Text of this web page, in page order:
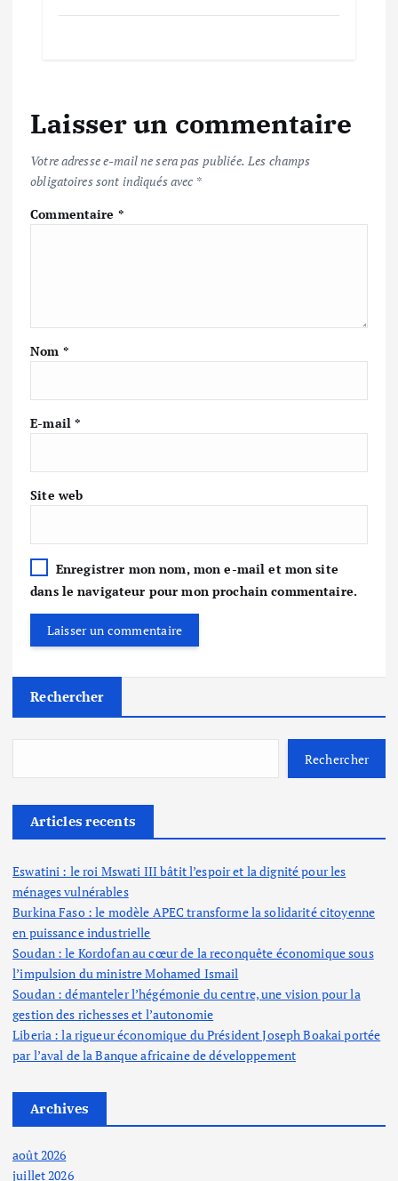
Laisser un commentaire
Votre adresse e-mail ne sera pas publiée. Les champs
obligatoires sont indiqués avec *
Commentaire *
Nom *
E-mail*
Site web
Enregistrer mon nom, mon e-mail et mon site
dans le navigateur pour mon prochain commentaire.
Rechercher
Rechercher
Articles recents
Eswatini : le roi Mswati III bâtit l’espoir et la dignité pour les
ménages vulnérables
Burkina Faso : le modèle APEC transforme la solidarité citoyenne
en puissance industrielle
Soudan : le Kordofan au cœur de la reconquête économique sous
l’impulsion du ministre Mohamed Ismail
Soudan : démanteler l’hégémonie du centre, une vision pour la
gestion des richesses et l’autonomie
Liberia : la rigueur économique du Président Joseph Boakai portée
par l’aval de la Banque africaine de développement
Archives
août 2026
juillet 2026